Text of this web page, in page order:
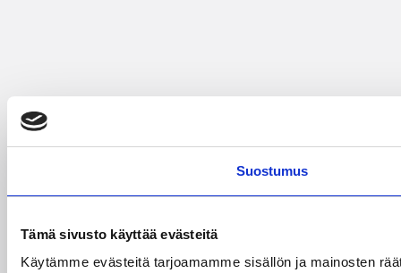
Suostumus
Tämä sivusto käyttää evästeitä
Käytämme evästeitä tarjoamamme sisällön ja mainosten